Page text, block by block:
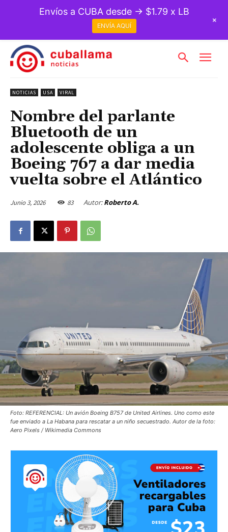
NOTICIAS USA VIRAL
Nombre del parlante
Bluetooth de un
adolescente obliga a un
Boeing 767 a dar media
vuelta sobre el Atlántico
Junio 3, 2026 83 Autor: Roberto A.
Foto: REFERENCIAL: Un avión Boeing B757 de United Airlines. Uno como este
fue enviado a La Habana para rescatar a un niño secuestrado. Autor de la foto:
Aero Pixels / Wikimedia Commons
Envíos a CUBA desde → $1.79 x LB
ENVÍA AQUÍ
+